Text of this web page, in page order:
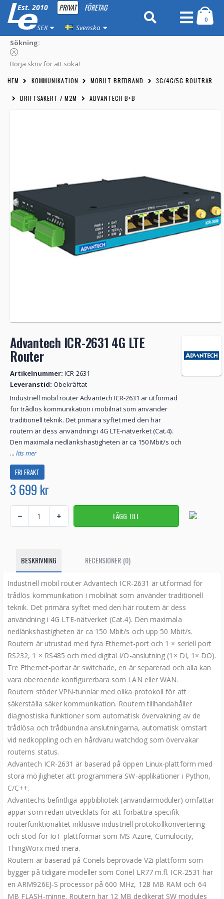
Est. 2010 PRIVAT FÖRETAG
SEK Svenska
0
Sökning:
Börja skriv för att söka!
HEM KOMMUNIKATION MOBILT BREDBAND 3G/4G/5G ROUTRAR
DRIFTSÄKERT / M2M ADVANTECH B+B
Advantech ICR-2631 4G LTE
Router
Artikelnummer: ICR-2631
Leveranstid: Obekräftat
Industriell mobil router Advantech ICR-2631 är utformad
för trådlös kommunikation i mobilnät som använder
traditionell teknik. Det primära syftet med den här
routern är dess användning i 4G LTE-nätverket (Cat.4).
Den maximala nedlänkshastigheten är ca 150 Mbit/s och
... läs mer
FRI FRAKT
3 699 kr
BESKRIVNING RECENSIONER (0)
Industriell mobil router Advantech ICR-2631 är utformad för
trådlös kommunikation i mobilnät som använder traditionell
teknik. Det primära syftet med den här routern är dess
användning i 4G LTE-nätverket (Cat.4). Den maximala
nedlänkshastigheten är ca 150 Mbit/s och upp 50 Mbit/s.
Routern är utrustad med fyra Ethernet-port och 1 × seriell port
RS232, 1 × RS485 och med digital I/O-anslutning (1× DI, 1× DO).
Tre Ethernet-portar är switchade, en är separerad och alla kan
vara oberoende konfigurerbara som LAN eller WAN.
Routern stöder VPN-tunnlar med olika protokoll för att
säkerställa säker kommunikation. Routern tillhandahåller
diagnostiska funktioner som automatisk övervakning av de
trådlösa och trådbundna anslutningarna, automatisk omstart
vid nedkoppling och en hårdvaru watchdog som övervakar
routerns status.
Advantech ICR-2631 är baserad på öppen Linux-plattform med
stora möjligheter att programmera SW-applikationer i Python,
C/C++.
Advantechs befintliga appbibliotek (användarmoduler) omfattar
appar som redan utvecklats för att förbättra specifik
routerfunktionalitet inklusive industriell protokollkonvertering
och stöd för IoT-plattformar som MS Azure, Cumulocity,
ThingWorx med mera.
Routern är baserad på Conels beprövade V2i plattform som
bygger på tidigare modeller som Conel LR77 m.fl. ICR-2531 har
en ARM926EJ-S processor på 600 MHz, 128 MB RAM och 64
MB FLASH-minne. Routern har 12 MB dedikerat SW modules